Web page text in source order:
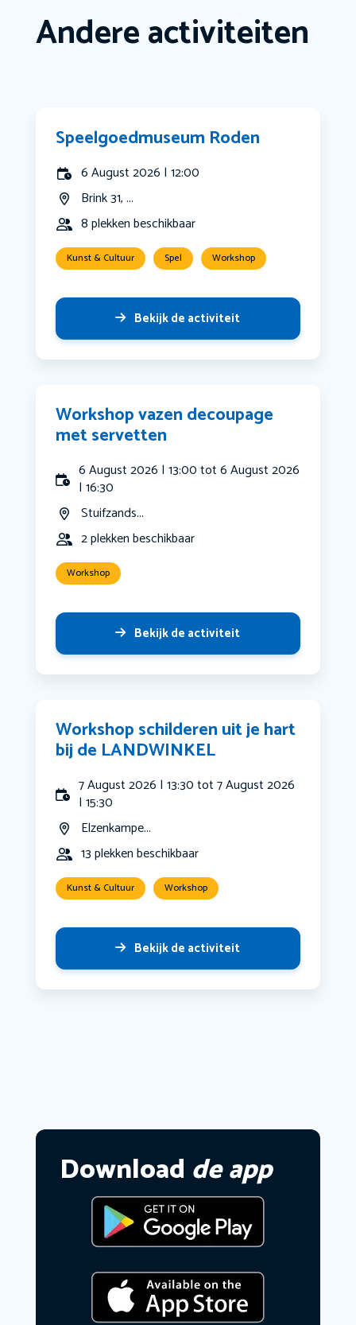
Andere activiteiten
Speelgoedmuseum Roden
6 August 2026 | 12:00
Brink 31, ...
8 plekken beschikbaar
Kunst & Cultuur Spel Workshop
Bekijk de activiteit
Workshop vazen decoupage
met servetten
6 August 2026 | 13:00 tot 6 August 2026
| 16:30
Stuifzands...
2 plekken beschikbaar
Workshop
Bekijk de activiteit
Workshop schilderen uit je hart
bij de LANDWINKEL
7 August 2026 | 13:30 tot 7 August 2026
| 15:30
Elzenkampe...
13 plekken beschikbaar
Kunst & Cultuur Workshop
Bekijk de activiteit
Download de app